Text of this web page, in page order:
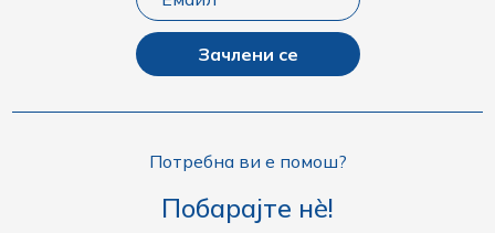
Зачлени се
Потребна ви е помош?
Побарајте нè!